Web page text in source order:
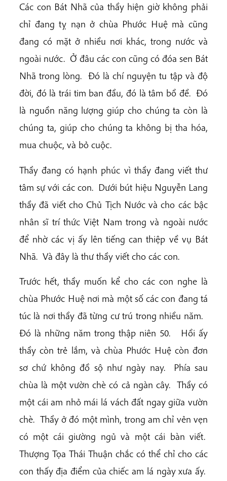
Các con Bát Nhã của thầy hiện giờ không phải
chỉ đang tỵ nạn ở chùa Phước Huệ mà cũng
đang có mặt ở nhiều nơi khác, trong nước và
ngoài nước. Ở đâu các con cũng có đóa sen Bát
Nhã trong lòng. Đó là chí nguyện tu tập và độ
đời, đó là trái tim ban đầu, đó là tâm bồ đề. Đó
là nguồn năng lượng giúp cho chúng ta còn là
chúng ta, giúp cho chúng ta không bị tha hóa,
mua chuộc, và bỏ cuộc.
Thầy đang có hạnh phúc vì thầy đang viết thư
tâm sự với các con. Dưới bút hiệu Nguyễn Lang
thầy đã viết cho Chủ Tịch Nước và cho các bậc
nhân sĩ trí thức Việt Nam trong và ngoài nước
để nhờ các vị ấy lên tiếng can thiệp về vụ Bát
Nhã. Và đây là thư thầy viết cho các con.
Trước hết, thầy muốn kể cho các con nghe là
chùa Phước Huệ nơi mà một số các con đang tá
túc là nơi thầy đã từng cư trú trong nhiều năm.
Đó là những năm trong thập niên 50. Hồi ấy
thầy còn trẻ lắm, và chùa Phước Huệ còn đơn
sơ chứ không đồ sộ như ngày nay. Phía sau
chùa là một vườn chè có cả ngàn cây. Thầy có
một cái am nhỏ mái lá vách đất ngay giữa vườn
chè. Thầy ở đó một mình, trong am chỉ vẻn vẹn
có một cái giường ngủ và một cái bàn viết.
Thượng Tọa Thái Thuận chắc có thể chỉ cho các
con thấy địa điểm của chiếc am lá ngày xưa ấy.